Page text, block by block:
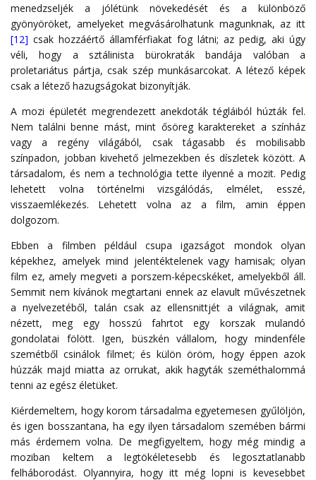
menedzseljék a jólétünk növekedését és a különböző
gyönyöröket, amelyeket megvásárolhatunk magunknak, az itt
[12] csak hozzáértő államférfiakat fog látni; az pedig, aki úgy
véli, hogy a sztálinista bürokraták bandája valóban a
proletariátus pártja, csak szép munkásarcokat. A létező képek
csak a létező hazugságokat bizonyítják.
A mozi épületét megrendezett anekdoták tégláiból húzták fel.
Nem találni benne mást, mint ősöreg karaktereket a színház
vagy a regény világából, csak tágasabb és mobilisabb
színpadon, jobban kivehető jelmezekben és díszletek között. A
társadalom, és nem a technológia tette ilyenné a mozit. Pedig
lehetett volna történelmi vizsgálódás, elmélet, esszé,
visszaemlékezés. Lehetett volna az a film, amin éppen
dolgozom.
Ebben a filmben például csupa igazságot mondok olyan
képekhez, amelyek mind jelentéktelenek vagy hamisak; olyan
film ez, amely megveti a porszem-képecskéket, amelyekből áll.
Semmit nem kívánok megtartani ennek az elavult művészetnek
a nyelvezetéből, talán csak az ellensnittjét a világnak, amit
nézett, meg egy hosszú fahrtot egy korszak mulandó
gondolatai fölött. Igen, büszkén vállalom, hogy mindenféle
szemétből csinálok filmet; és külön öröm, hogy éppen azok
húzzák majd miatta az orrukat, akik hagyták szeméthalommá
tenni az egész életüket.
Kiérdemeltem, hogy korom társadalma egyetemesen gyűlöljön,
és igen bosszantana, ha egy ilyen társadalom szemében bármi
más érdemem volna. De megfigyeltem, hogy még mindig a
moziban keltem a legtökéletesebb és legosztatlanabb
felháborodást. Olyannyira, hogy itt még lopni is kevesebbet